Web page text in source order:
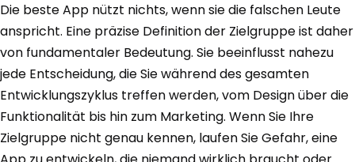
Die beste App nützt nichts, wenn sie die falschen Leute
anspricht. Eine präzise Definition der Zielgruppe ist daher
von fundamentaler Bedeutung. Sie beeinflusst nahezu
jede Entscheidung, die Sie während des gesamten
Entwicklungszyklus treffen werden, vom Design über die
Funktionalität bis hin zum Marketing. Wenn Sie Ihre
Zielgruppe nicht genau kennen, laufen Sie Gefahr, eine